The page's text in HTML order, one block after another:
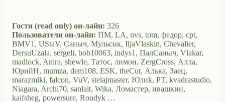
Гости (read only) он-лайн: 326
Пользователи он-лайн: ПМ, LA, nvs, tom, федор, cpt,
BMV1, UStaV, Саныч, Мульсик, IljaVlaskin, Chevalier,
DersuUzala, sergeli, bob10063, indys1, ПалСаныч, Vlakar,
madlock, Anira, shewle, Татос, лимон, ZergCross, Алла,
ЮрийН, mumza, dem108, ESK, theCut, Алька, Заец,
marazmiki, falcon, VuV, stelajmaster, Юлиk, PT, kvadrastudio,
Niagara, Archi70, sanlait, Wika, Ломастер, ивашкин,
kaifsheg, powersure, Roudyk …